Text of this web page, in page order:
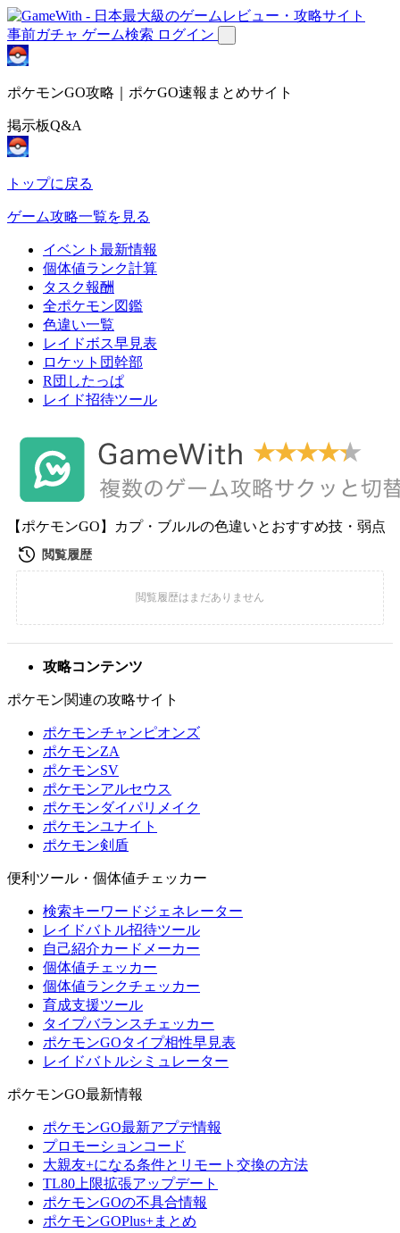
事前ガチャ ゲーム検索 ログイン
ポケモンGO攻略｜ポケGO速報まとめサイト
掲示板Q&A
トップに戻る
ゲーム攻略一覧を見る
イベント最新情報
個体値ランク計算
タスク報酬
全ポケモン図鑑
色違い一覧
レイドボス早見表
ロケット団幹部
R団したっぱ
レイド招待ツール
【ポケモンGO】カプ・ブルルの色違いとおすすめ技・弱点
攻略コンテンツ
ポケモン関連の攻略サイト
ポケモンチャンピオンズ
ポケモンZA
ポケモンSV
ポケモンアルセウス
ポケモンダイパリメイク
ポケモンユナイト
ポケモン剣盾
便利ツール・個体値チェッカー
検索キーワードジェネレーター
レイドバトル招待ツール
自己紹介カードメーカー
個体値チェッカー
個体値ランクチェッカー
育成支援ツール
タイプバランスチェッカー
ポケモンGOタイプ相性早見表
レイドバトルシミュレーター
ポケモンGO最新情報
ポケモンGO最新アプデ情報
プロモーションコード
大親友+になる条件とリモート交換の方法
TL80上限拡張アップデート
ポケモンGOの不具合情報
ポケモンGOPlus+まとめ